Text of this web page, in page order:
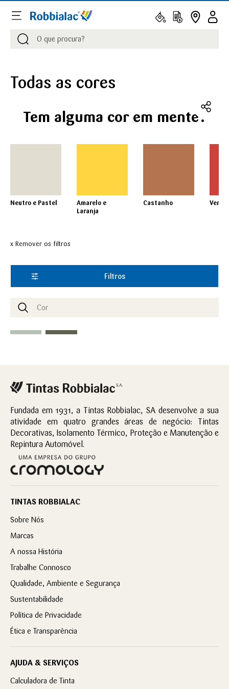
Procurar
Procurar
Todas as cores
Tem alguma cor em mente?
Neutro e Pastel
Amarelo e
Laranja
Castanho
x Remover os filtros
Filtros
Fundada em 1931, a Tintas Robbialac, SA desenvolve a sua
atividade em quatro grandes áreas de negócio: Tintas
Decorativas, Isolamento Térmico, Proteção e Manutenção e
Repintura Automóvel.
TINTAS ROBBIALAC
Sobre Nós
Marcas
A nossa História
Trabalhe Connosco
Qualidade, Ambiente e Segurança
Sustentabilidade
Política de Privacidade
Ética e Transparência
AJUDA & SERVIÇOS
Calculadora de Tinta